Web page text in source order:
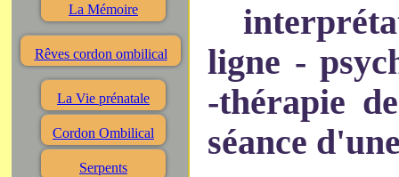
La Mémoire
Rêves cordon ombilical
La Vie prénatale
Cordon Ombilical
Serpents
ligne -
-thérapie
séance